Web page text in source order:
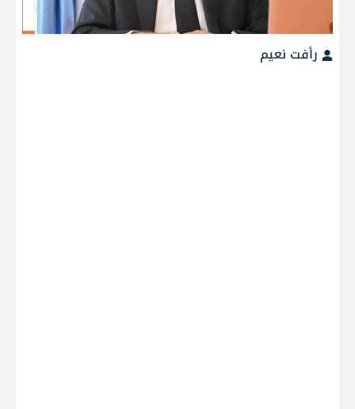
رأفت نعيم